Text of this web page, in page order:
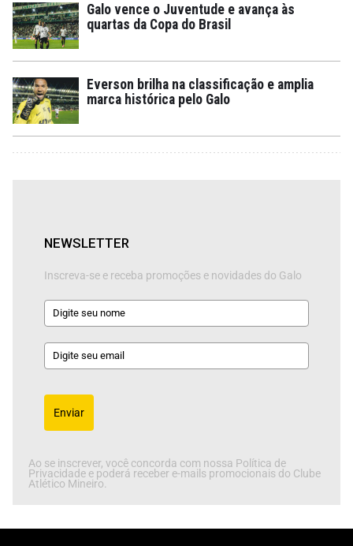
Galo vence o Juventude e avança às
quartas da Copa do Brasil
Everson brilha na classificação e amplia
marca histórica pelo Galo
NEWSLETTER
Inscreva-se e receba promoções e novidades do Galo
Enviar
Ao se inscrever, você concorda com nossa Política de
Privacidade e poderá receber e-mails promocionais do Clube
Atlético Mineiro.